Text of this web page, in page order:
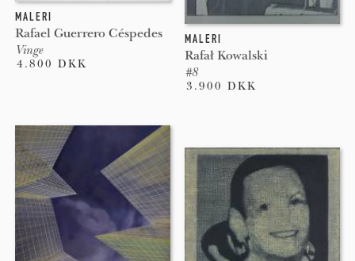
MALERI
Rafael Guerrero Céspedes
Vinge
4.800 DKK
MALERI
Rafał Kowalski
#8
3.900 DKK